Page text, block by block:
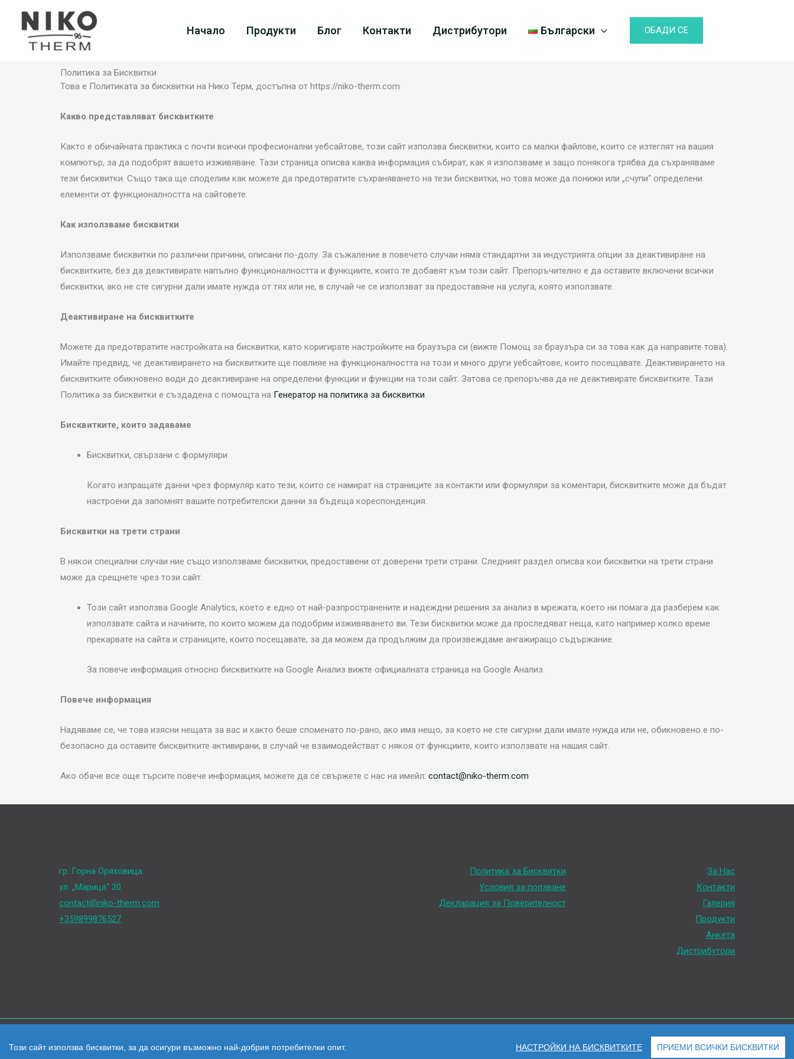
Този сайт използва бисквитки, за да осигури възможно най-добрия потребителки опит. НАСТРОЙКИ НА БИСКВИТКИТЕ ПРИЕМИ ВСИЧКИ БИСКВИТКИ
content
Начало Продукти Блог Контакти Дистрибутори Български ОБАДИ СЕ
Политика за Бисквитки
Това е Политиката за бисквитки на Нико Терм, достъпна от https://niko-therm.com
Какво представляват бисквитките
Както е обичайната практика с почти всички професионални уебсайтове, този сайт използва бисквитки, които са малки файлове, които се изтеглят на вашия
компютър, за да подобрят вашето изживяване. Тази страница описва каква информация събират, как я използваме и защо понякога трябва да съхраняваме
тези бисквитки. Също така ще споделим как можете да предотвратите съхраняването на тези бисквитки, но това може да понижи или „счупи“ определени
елементи от функционалността на сайтовете.
Как използваме бисквитки
Използваме бисквитки по различни причини, описани по-долу. За съжаление в повечето случаи няма стандартни за индустрията опции за деактивиране на
бисквитките, без да деактивирате напълно функционалността и функциите, които те добавят към този сайт. Препоръчително е да оставите включени всички
бисквитки, ако не сте сигурни дали имате нужда от тях или не, в случай че се използват за предоставяне на услуга, която използвате.
Деактивиране на бисквитките
Можете да предотвратите настройката на бисквитки, като коригирате настройките на браузъра си (вижте Помощ за браузъра си за това как да направите това).
Имайте предвид, че деактивирането на бисквитките ще повлияе на функционалността на този и много други уебсайтове, които посещавате. Деактивирането на
бисквитките обикновено води до деактивиране на определени функции и функции на този сайт. Затова се препоръчва да не деактивирате бисквитките. Тази
Политика за бисквитки е създадена с помощта на Генератор на политика за бисквитки.
Бисквитките, които задаваме
Бисквитки, свързани с формуляри
Когато изпращате данни чрез формуляр като тези, които се намират на страниците за контакти или формуляри за коментари, бисквитките може да бъдат
настроени да запомнят вашите потребителски данни за бъдеща кореспонденция.
Бисквитки на трети страни
В някои специални случаи ние също използваме бисквитки, предоставени от доверени трети страни. Следният раздел описва кои бисквитки на трети страни
може да срещнете чрез този сайт.
Този сайт използва Google Analytics, което е едно от най-разпространените и надеждни решения за анализ в мрежата, което ни помага да разберем как
използвате сайта и начините, по които можем да подобрим изживяването ви. Тези бисквитки може да проследяват неща, като например колко време
прекарвате на сайта и страниците, които посещавате, за да можем да продължим да произвеждаме ангажиращо съдържание.
За повече информация относно бисквитките на Google Анализ вижте официалната страница на Google Анализ.
Повече информация
Надяваме се, че това изясни нещата за вас и както беше споменато по-рано, ако има нещо, за което не сте сигурни дали имате нужда или не, обикновено е по-
безопасно да оставите бисквитките активирани, в случай че взаимодействат с някоя от функциите, които използвате на нашия сайт.
Ако обаче все още търсите повече информация, можете да се свържете с нас на имейл: contact@niko-therm.com
гр. Горна Оряховица
ул. „Марица“ 20
contact@niko-therm.com
+359899876527
Политика за Бисквитки
Условия за ползване
Декларация за Поверителност
За Нас
Контакти
Галерия
Продукти
Анкета
Дистрибутори
Всички цени са с ДДС Всички права запазени © 2026 Нико Терм